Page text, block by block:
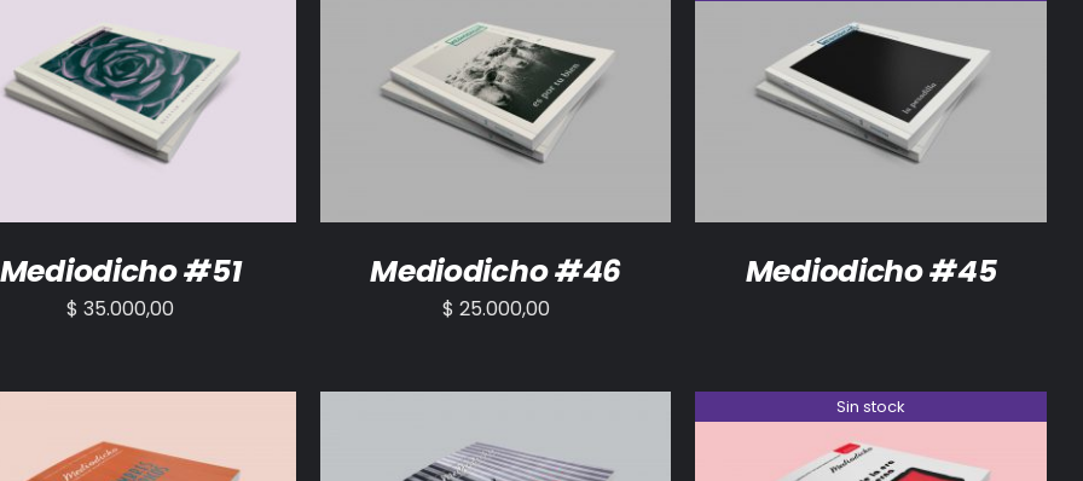
AL CARRITO / DETALLES
Mediodicho #51
$ 35.000,00
AÑADIR AL CARRITO / DETALLES
Mediodicho #46
$ 25.000,00
DETALLES
Mediodicho #45
Sin stock